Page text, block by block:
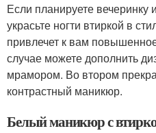
Если планируете вечеринку
украсьте ногти втиркой в
привлечет к вам
случае можете дополнить
мрамором. Во втором
контрастный маникюр.
Белый маникюр с